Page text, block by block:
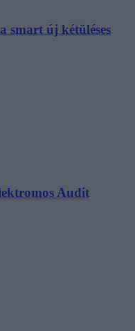
smart új kétüléses
Audit